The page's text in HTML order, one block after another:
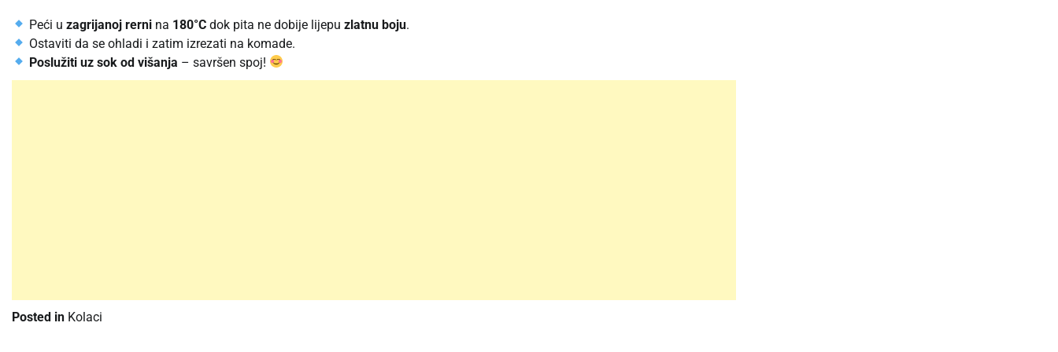
Peći uzagrijanoj rerni na 180°C dok pita ne dobije lijepuzlatnu boju.
Ostaviti da se ohladi i zatim izrezati na komade.
Poslužiti uz sok od višanja – savršen spoj!
Posted in Kolaci